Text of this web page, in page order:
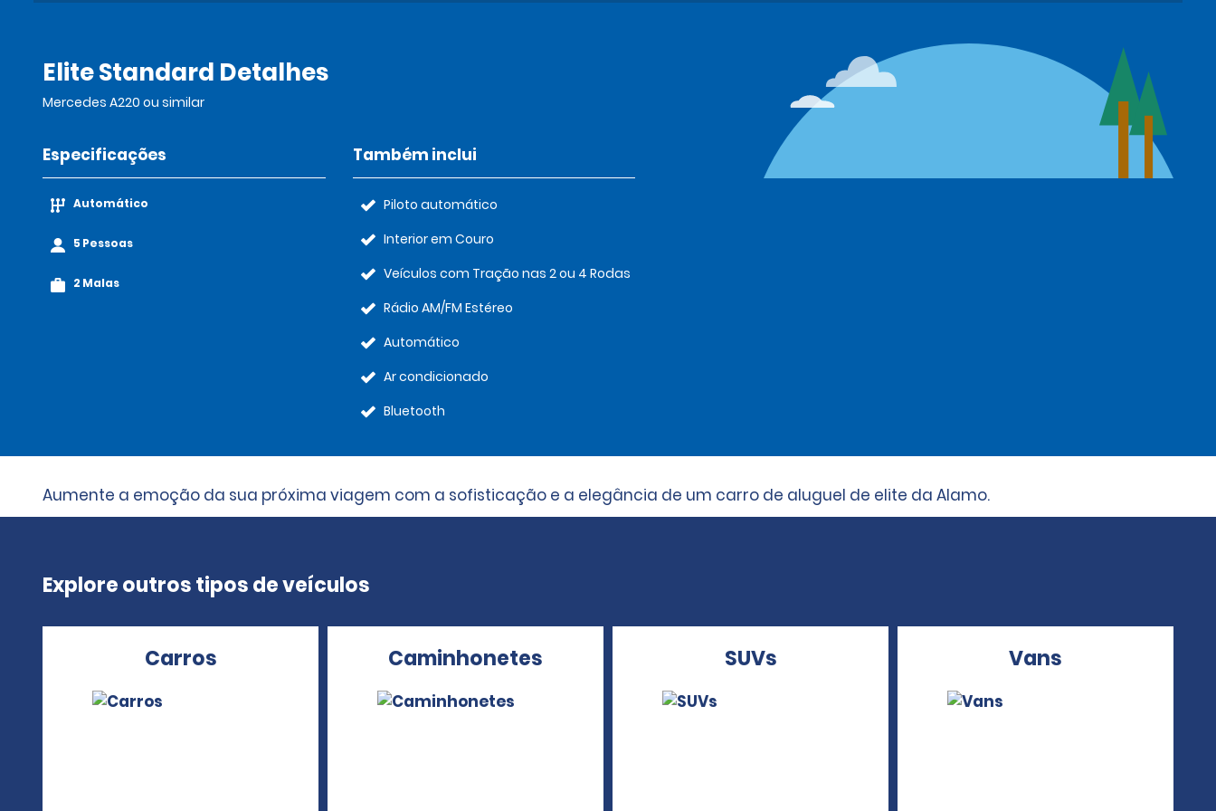
Elite Standard Detalhes
Mercedes A220 ou similar
Especificações
Automático
5 Pessoas
2 Malas
Também inclui
Piloto automático
Interior em Couro
Veículos com Tração nas 2 ou 4 Rodas
Rádio AM/FM Estéreo
Automático
Ar condicionado
Bluetooth
Aumente a emoção da sua próxima viagem com a sofisticação e a elegância de um carro de aluguel de elite da Alamo.
Explore outros tipos de veículos
Carros Caminhonetes SUVs Vans